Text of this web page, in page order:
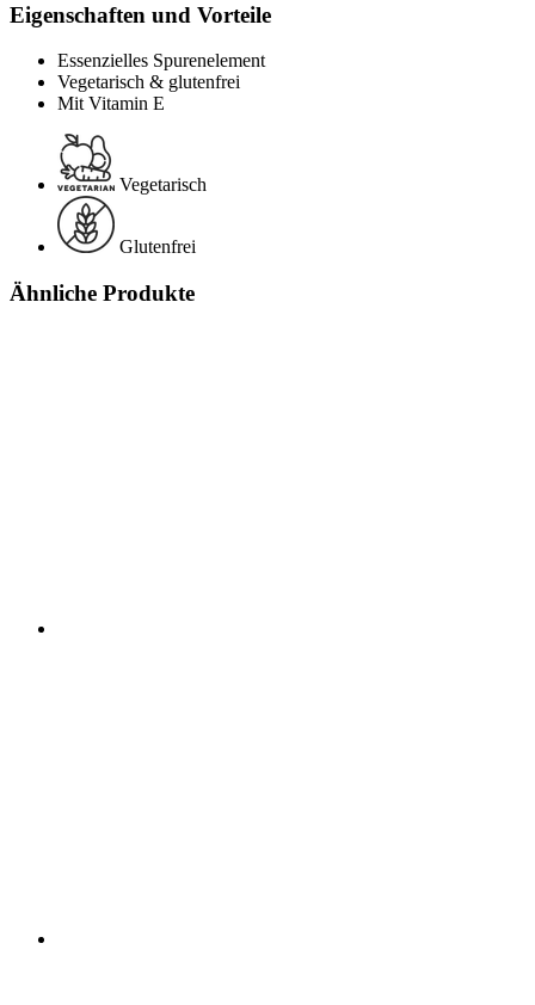
Eigenschaften und Vorteile
Essenzielles Spurenelement
Vegetarisch & glutenfrei
Mit Vitamin E
Vegetarisch
Glutenfrei
Ähnliche Produkte